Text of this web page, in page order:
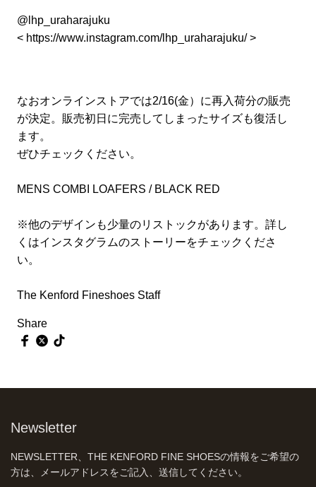
@lhp_uraharajuku
< https://www.instagram.com/lhp_uraharajuku/>
なおオンラインストアでは2/16(金）に再入荷分の販売
が決定。販売初日に完売してしまったサイズも復活し
ます。
ぜひチェックください。
MENS COMBI LOAFERS / BLACK RED
※他のデザインも少量のリストックがあります。詳し
くはインスタグラムのストーリーをチェックくださ
い。
The Kenford Fineshoes Staff
Share
Newsletter
NEWSLETTER、THE KENFORD FINE SHOESの情報をご希望の
方は、メールアドレスをご記入、送信してください。